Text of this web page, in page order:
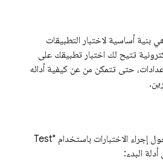
بنية أساسية لاختبار التطبيقات
تتيح لك اختبار تطبيقك على
حتى تتمكن من عن كيفية أدائه
إجراء الاختبارات باستخدام "Test
البدء: